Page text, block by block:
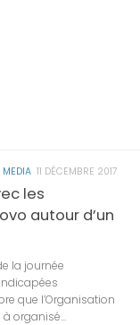
11 DÉCEMBRE 2017
les
autour d’un
la journée
que l’Organisation
organisé...